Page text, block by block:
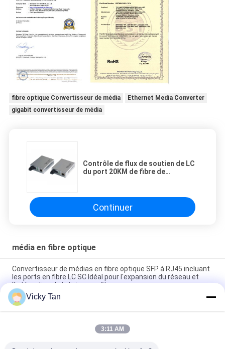
fibre optique Convertisseur de média
Ethernet Media Converter
gigabit convertisseur de média
Contrôle de flux de soutien de LC
du port 20KM de fibre de
Continuer
média en fibre optique
Convertisseur de médias en fibre optique SFP à RJ45 incluant
les ports en fibre LC SC Idéal pour l'expansion du réseau et
l'intégration de la liaison en fibre
Convertisseur de média fibre optique typiquement 90mm X
70mm X 25mm SFP vers RJ45, longueur d'onde 850 nm,
Vicky Tan
3:11 AM